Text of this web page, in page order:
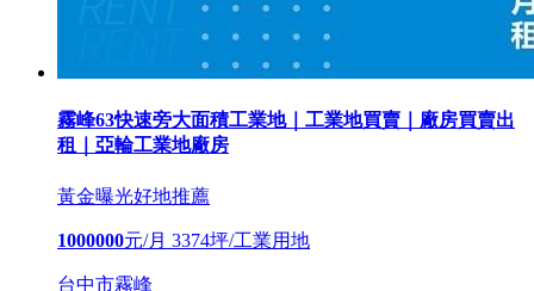
霧峰63快速旁大面積工業地｜工業地買賣｜廠房買賣出
租｜亞輪工業地廠房
黃金曝光好地推薦
1000000元/月 3374坪/工業用地
台中市霧峰